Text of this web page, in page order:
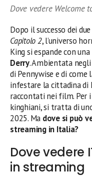
Dove vedere Welcome
Dopo il successo dei
Capitolo 2, l’universo
King si espande con
Derry. Ambientata
di Pennywise e di
infestare la cittadina di
raccontati nei film. Per
kinghiani, si tratta di
2025. Ma dove si può
streaming in Italia?
Dove vedere
in streaming